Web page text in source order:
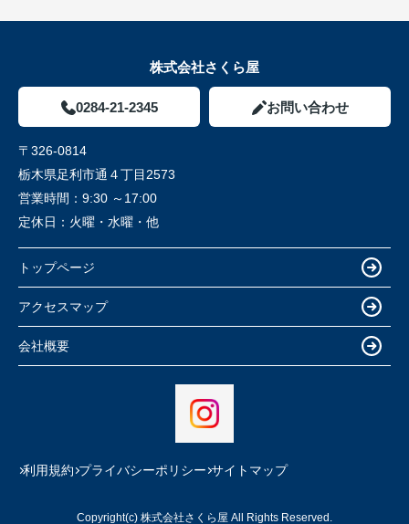
株式会社さくら屋
0284-21-2345 お問い合わせ
〒326-0814
栃木県足利市通４丁目2573
営業時間： 9:30 ～17:00
定休日： 火曜・水曜・他
トップページ
アクセスマップ
会社概要
利用規約 プライバシーポリシー サイトマップ
Copyright(c) 株式会社さくら屋 All Rights Reserved.